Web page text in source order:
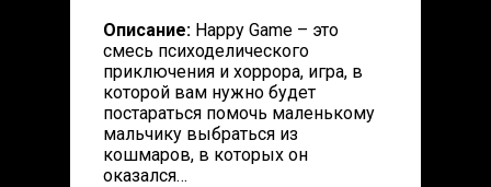
Описание: Happy Game – это
смесь психоделического
приключения и хоррора, игра, в
которой вам нужно будет
постараться помочь маленькому
мальчику выбраться из
кошмаров, в которых он
оказался…